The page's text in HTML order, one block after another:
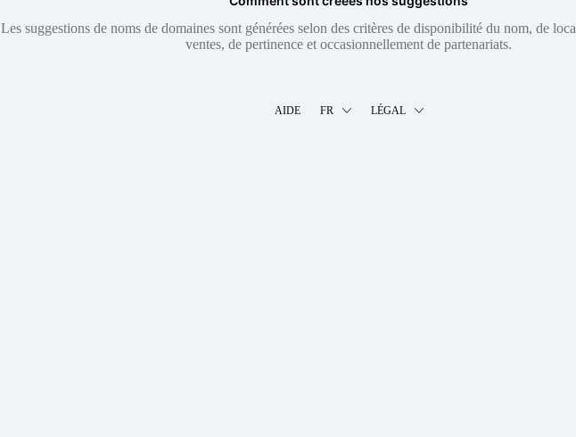
Les suggestions de noms de domaines sont générées selon des critères de disponibilité du nom, de
ventes, de pertinence et occasionnellement de partenariats.
AIDE FR LÉGAL